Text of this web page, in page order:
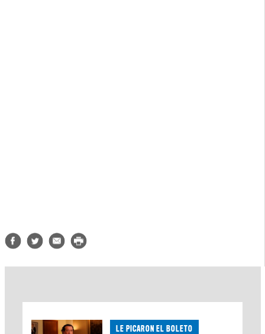
LE PICARON EL BOLETO